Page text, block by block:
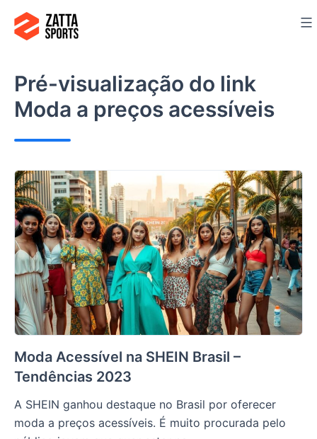
para
conteúdo
Pré-visualização do link
Moda a preços acessíveis
Moda Acessível na SHEIN Brasil –
Tendências 2023
A SHEIN ganhou destaque no Brasil por oferecer
moda a preços acessíveis. É muito procurada pelo